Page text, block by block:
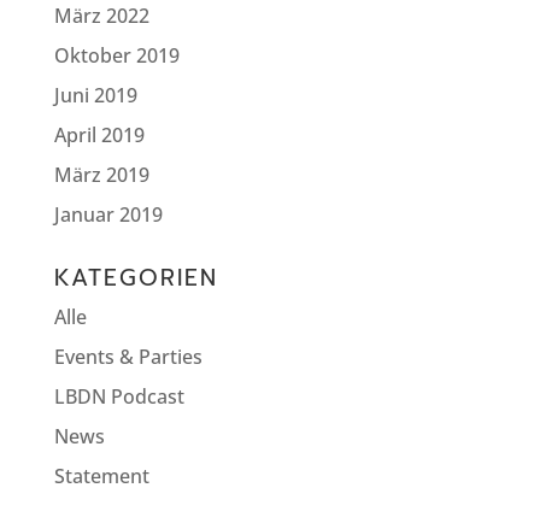
März 2022
Oktober 2019
Juni 2019
April 2019
März 2019
Januar 2019
KATEGORIEN
Alle
Events & Parties
LBDN Podcast
News
Statement